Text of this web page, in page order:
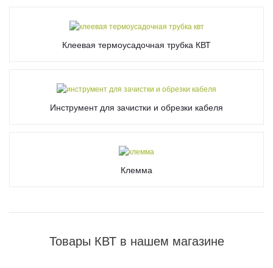
Клеевая термоусадочная трубка КВТ
Инструмент для зачистки и обрезки кабеля
Клемма
Товары КВТ в нашем магазине